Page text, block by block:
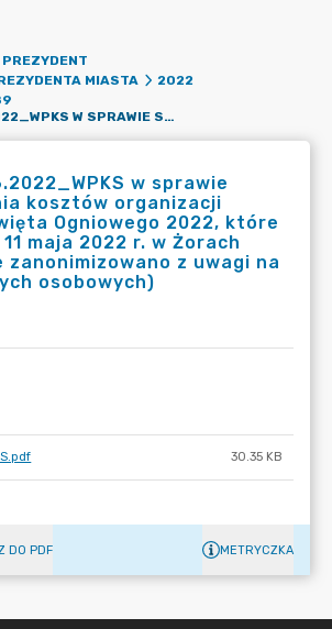
PREZYDENT
MIASTA
2022
OR.0050.666.2022_WPKS W SPRAWIE SFINANSOWANIA KOSZTÓW ORGANIZACJI OBCHODÓW ŚWIĘTA OGNIOWEGO 2022, KTÓRE ODBĘDZIE SIĘ 11 MAJA 2022 R. W ŻORACH (ZARZĄDZENIE ZANONIMIZOWANO Z UWAGI NA OCHRONĘ DANYCH OSOBOWYCH)
w sprawie
kosztów organizacji
Ogniowego 2022, które
maja 2022 r. w Żorach
zanonimizowano z uwagi na
osobowych)
30.35 KB
DO PDF METRYCZKA